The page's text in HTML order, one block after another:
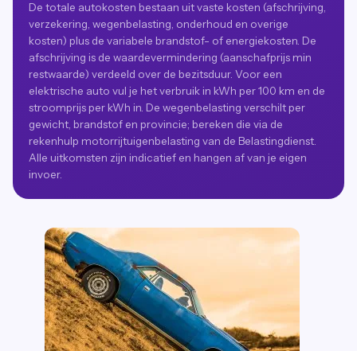
De totale autokosten bestaan uit vaste kosten (afschrijving,
verzekering, wegenbelasting, onderhoud en overige
kosten) plus de variabele brandstof- of energiekosten. De
afschrijving is de waardevermindering (aanschafprijs min
restwaarde) verdeeld over de bezitsduur. Voor een
elektrische auto vul je het verbruik in kWh per 100 km en de
stroomprijs per kWh in. De wegenbelasting verschilt per
gewicht, brandstof en provincie; bereken die via de
rekenhulp motorrijtuigenbelasting van de Belastingdienst.
Alle uitkomsten zijn indicatief en hangen af van je eigen
invoer.